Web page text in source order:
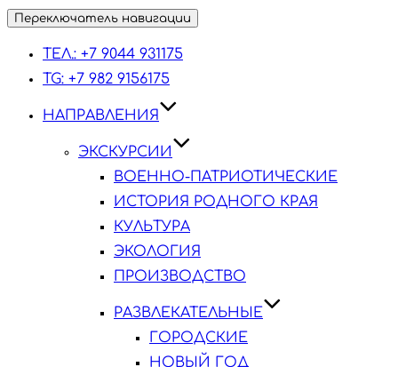
Переключатель навигации
ТЕЛ.: +7 9044 931175
TG: +7 982 9156175
НАПРАВЛЕНИЯ
ЭКСКУРСИИ
ВОЕННО-ПАТРИОТИЧЕСКИЕ
ИСТОРИЯ РОДНОГО КРАЯ
КУЛЬТУРА
ЭКОЛОГИЯ
ПРОИЗВОДСТВО
РАЗВЛЕКАТЕЛЬНЫЕ
ГОРОДСКИЕ
НОВЫЙ ГОД